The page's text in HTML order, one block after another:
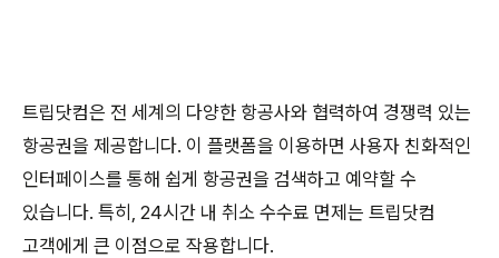
트립닷컴은 전 세계의 다양한 항공사와 협력하여 경쟁력 있는
항공권을 제공합니다. 이 플랫폼을 이용하면 사용자 친화적인
인터페이스를 통해 쉽게 항공권을 검색하고 예약할 수
있습니다. 특히, 24시간 내 취소 수수료 면제는 트립닷컴
고객에게 큰 이점으로 작용합니다.